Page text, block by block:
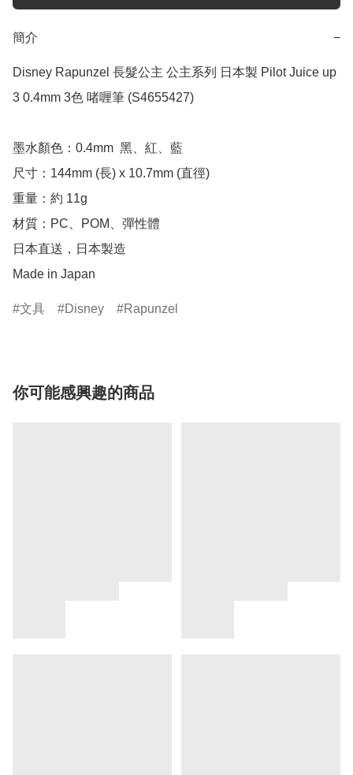
簡介 −
Disney Rapunzel 長髮公主 公主系列 日本製 Pilot Juice up
3 0.4mm 3色 啫喱筆 (S4655427)
墨水顏色：0.4mm  黑、紅、藍
尺寸：144mm (長) x 10.7mm (直徑)
重量：約 11g
材質：PC、POM、彈性體
日本直送，日本製造
Made in Japan
文具 Disney Rapunzel
你可能感興趣的商品